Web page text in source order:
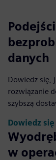
danych
Dowiedz się,
rozwiązanie
szybszą
w